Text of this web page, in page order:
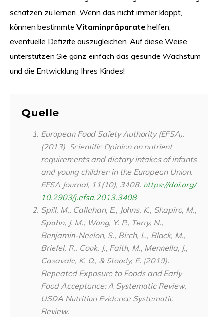
schätzen zu lernen. Wenn das nicht immer klappt,
können bestimmte Vitaminpräparate helfen,
eventuelle Defizite auszugleichen. Auf diese Weise
unterstützen Sie ganz einfach das gesunde Wachstum
und die Entwicklung Ihres Kindes!
Quelle
European Food Safety Authority (EFSA).
(2013). Scientific Opinion on nutrient
requirements and dietary intakes of infants
and young children in the European Union.
EFSA Journal, 11(10), 3408. https://doi.org/
10.2903/j.efsa.2013.3408
Spill, M., Callahan, E., Johns, K., Shapiro, M.,
Spahn, J. M., Wong, Y. P., Terry, N.,
Benjamin-Neelon, S., Birch, L., Black, M.,
Briefel, R., Cook, J., Faith, M., Mennella, J.,
Casavale, K. O., & Stoody, E. (2019).
Repeated Exposure to Foods and Early
Food Acceptance: A Systematic Review.
USDA Nutrition Evidence Systematic
Review.